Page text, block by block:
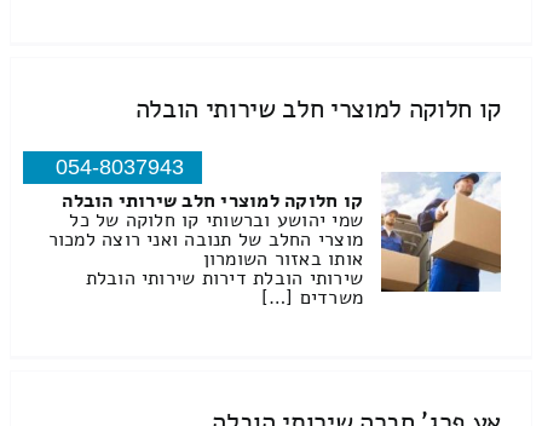
קו חלוקה למוצרי חלב שירותי הובלה
054-8037943
קו חלוקה למוצרי חלב שירותי הובלה
שמי יהושע וברשותי קו חלוקה של כל
מוצרי החלב של תנובה ואני רוצה למכור
אותו באזור השומרון
שירותי הובלת דירות שירותי הובלת
משרדים […]